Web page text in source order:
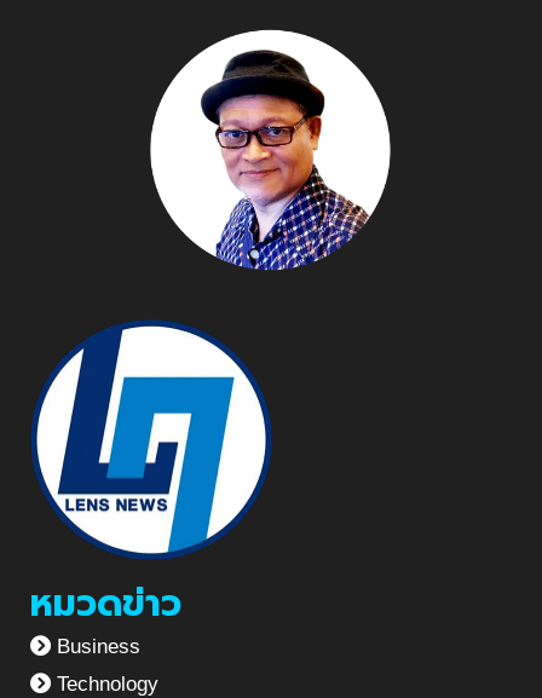
หมวดข่าว
Business
Technology